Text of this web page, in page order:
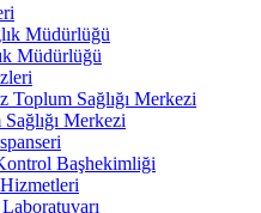
Müdürlüğü
Müdürlüğü
Toplum Sağlığı Merkezi
Merkezi
Başhekimliği